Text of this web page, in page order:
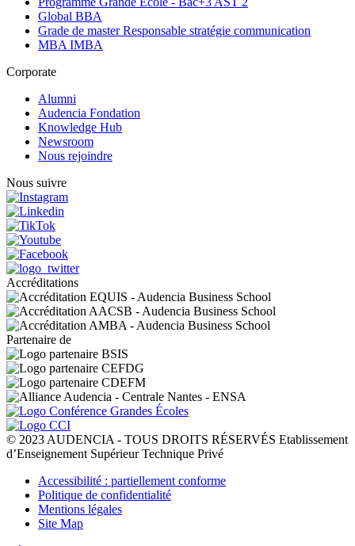
Global BBA
Grade de master Responsable stratégie communication
MBA IMBA
Corporate
Alumni
Audencia Fondation
Knowledge Hub
Newsroom
Nous rejoindre
Nous suivre
Accréditations
Partenaire de
© 2023 AUDENCIA - TOUS DROITS RÉSERVÉS Etablissement
d’Enseignement Supérieur Technique Privé
Pied
page
Accessibilité : partiellement conforme
Politique de confidentialité
Mentions légales
Site Map